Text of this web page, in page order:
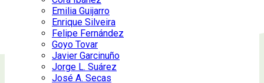
Emilia Guijarro
Enrique Silveira
Felipe Fernández
Goyo Tovar
Javier Garcinuño
Jorge L. Suárez
José A. Secas